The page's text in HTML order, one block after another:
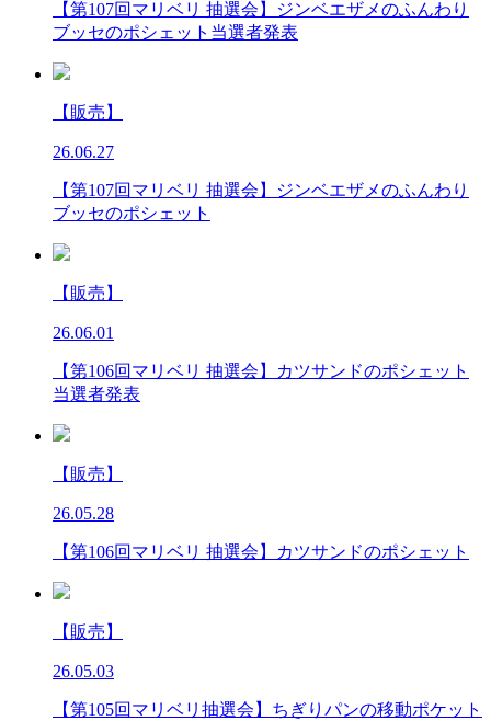
【第107回マリベリ 抽選会】ジンベエザメのふんわり
ブッセのポシェット当選者発表
【販売】
26.06.27
【第107回マリベリ 抽選会】ジンベエザメのふんわり
ブッセのポシェット
【販売】
26.06.01
【第106回マリベリ 抽選会】カツサンドのポシェット
当選者発表
【販売】
26.05.28
【第106回マリベリ 抽選会】カツサンドのポシェット
【販売】
26.05.03
【第105回マリベリ抽選会】ちぎりパンの移動ポケット